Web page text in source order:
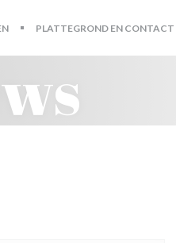
((OPENT IN EEN NIEUW VENSTER))
PLATTEGROND EN CONTACT